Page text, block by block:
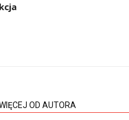
OD AUTORA